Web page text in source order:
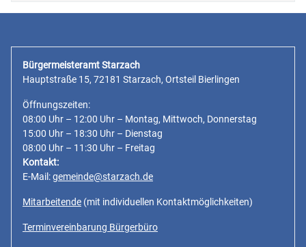
Bürgermeisteramt Starzach
Hauptstraße 15, 72181 Starzach, Ortsteil Bierlingen
Öffnungszeiten:
08:00 Uhr – 12:00 Uhr – Montag, Mittwoch, Donnerstag
15:00 Uhr – 18:30 Uhr – Dienstag
08:00 Uhr – 11:30 Uhr – Freitag
Kontakt:
E-Mail:gemeinde@starzach.de
Mitarbeitende (mit individuellen Kontaktmöglichkeiten)
Terminvereinbarung Bürgerbüro